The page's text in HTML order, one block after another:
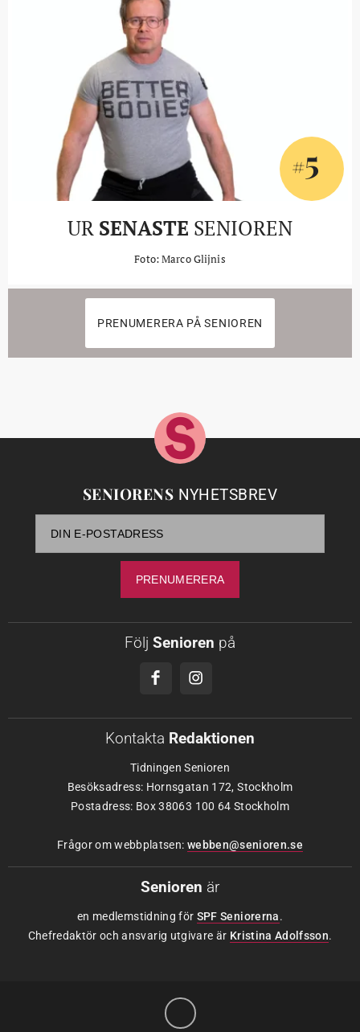
#5
UR SENASTE SENIOREN
Foto: Marco Glijnis
PRENUMERERA PÅ SENIOREN
SENIORENS NYHETSBREV
Följ Senioren på
Kontakta Redaktionen
Tidningen Senioren
Besöksadress: Hornsgatan 172, Stockholm
Postadress: Box 38063 100 64 Stockholm
Frågor om webbplatsen: webben@senioren.se
Senioren är
en medlemstidning för SPF Seniorerna.
Chefredaktör och ansvarig utgivare är Kristina Adolfsson.